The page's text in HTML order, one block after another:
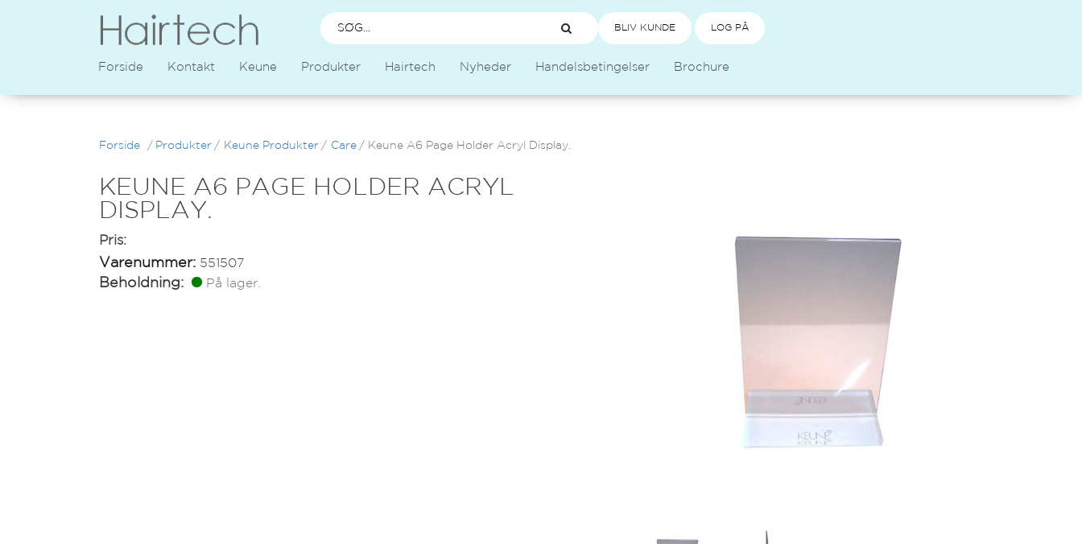
BLIV KUNDE LOG PÅ
Forside Kontakt Keune Produkter Hairtech Nyheder Handelsbetingelser Brochure
Forside / Produkter / Keune Produkter / Care / Keune A6 Page Holder Acryl Display.
KEUNE A6 PAGE HOLDER ACRYL
DISPLAY.
Pris:
Varenummer: 551507
Beholdning: På lager.